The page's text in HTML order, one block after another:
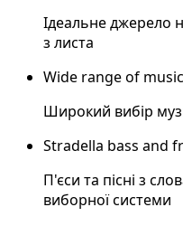
Ідеальне джерело
з листа
Wide range of
Широкий вибір
Stradella bass and
П'єси та пісні з
виборної системи